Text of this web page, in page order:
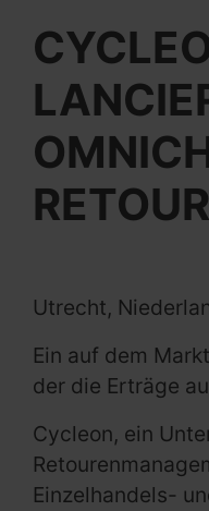
Utrecht,
Ein auf dem
der die Erträge
Cycleon, ein
Einzelhandels-